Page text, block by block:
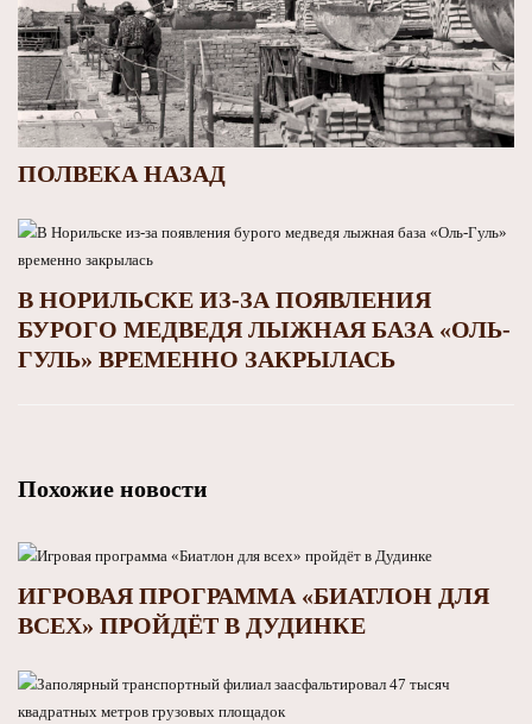
ПОЛВЕКА НАЗАД
В НОРИЛЬСКЕ ИЗ-ЗА ПОЯВЛЕНИЯ
БУРОГО МЕДВЕДЯ ЛЫЖНАЯ БАЗА «ОЛЬ-
ГУЛЬ» ВРЕМЕННО ЗАКРЫЛАСЬ
Похожие новости
ИГРОВАЯ ПРОГРАММА «БИАТЛОН ДЛЯ
ВСЕХ» ПРОЙДЁТ В ДУДИНКЕ